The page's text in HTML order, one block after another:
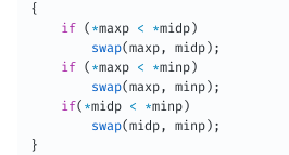
{
if ( *maxp < *midp )
swap(maxp, midp ) ;
if ( *maxp < *minp )
swap(maxp, minp ) ;
if( *midp < *minp )
swap(midp, minp ) ;
}